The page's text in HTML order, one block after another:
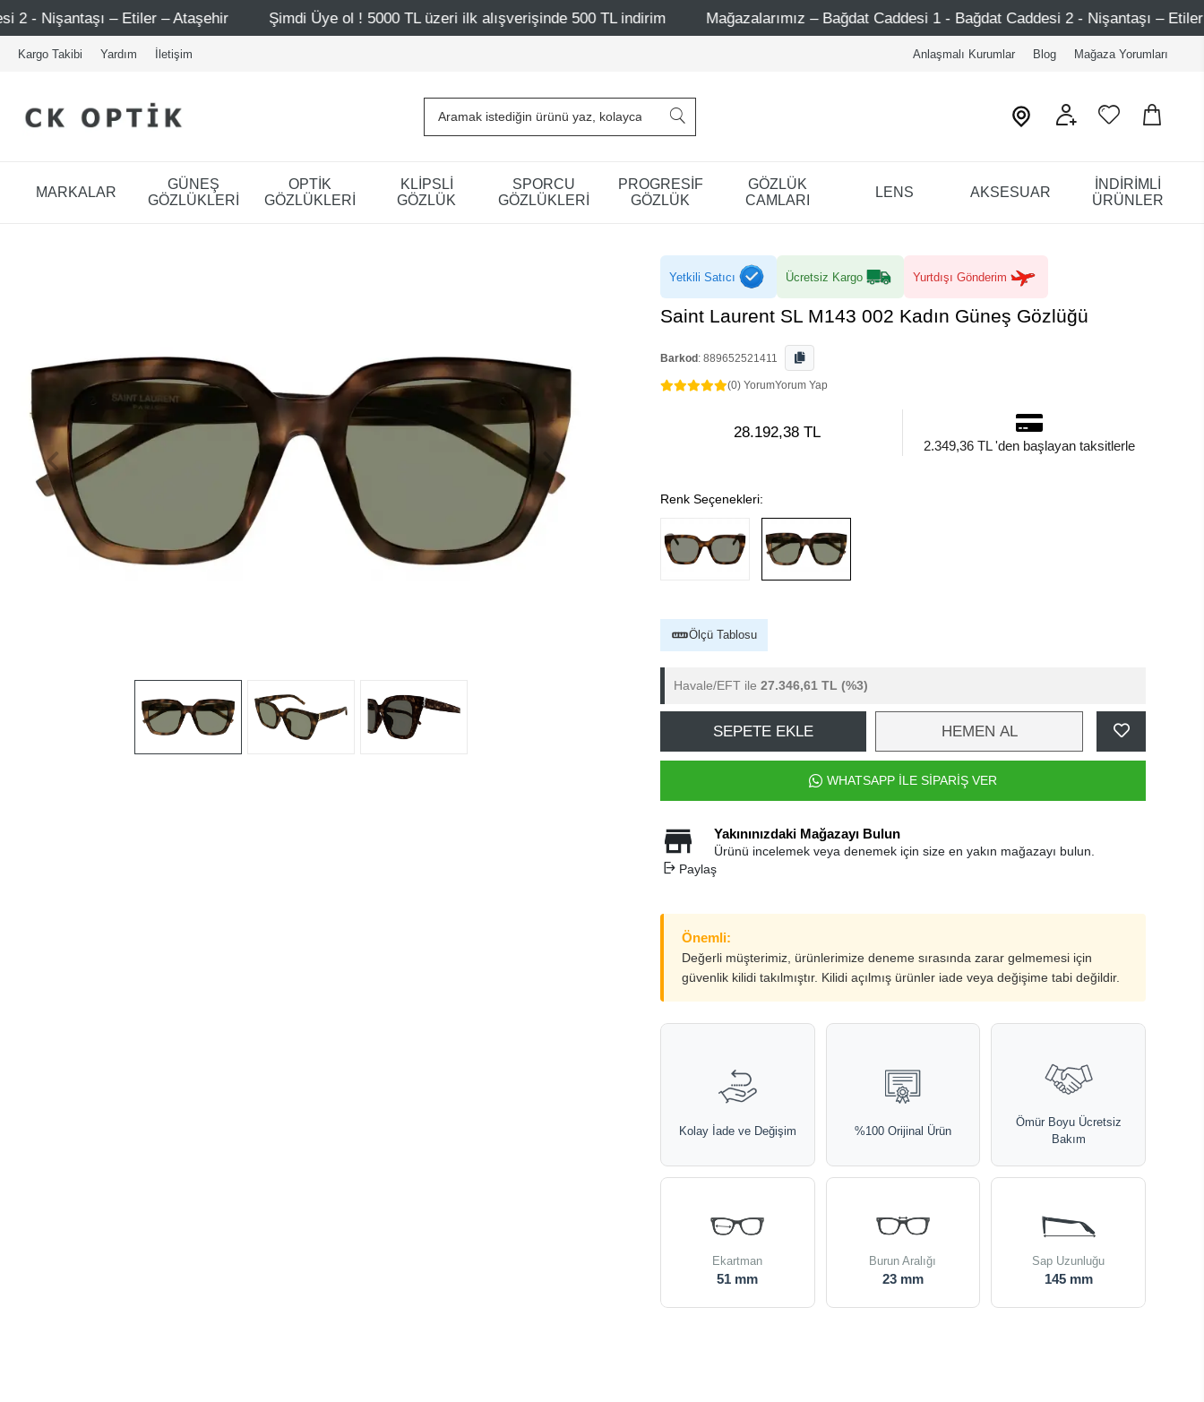
– Ataşehir Şimdi Üye ol ! 5000 TL üzeri ilk alışverişinde 500 TL indirim Mağazalarımız – Bağdat Caddesi 1 - Bağdat Caddesi 2 - Nişantaşı – Etiler – Ataşehir
Kargo Takibi Yardım İletişim Anlaşmalı Kurumlar Blog Mağaza Yorumları
MARKALAR
GÜNEŞ
GÖZLÜKLERİ
OPTİK
GÖZLÜKLERİ
KLİPSLİ
GÖZLÜK
SPORCU
GÖZLÜKLERİ
PROGRESİF
GÖZLÜK
GÖZLÜK
CAMLARI
LENS AKSESUAR
İNDİRİMLİ
ÜRÜNLER
Yetkili Satıcı Ücretsiz Kargo Yurtdışı Gönderim
Saint Laurent SL M143 002 Kadın Güneş Gözlüğü
Barkod : 889652521411
(0) YorumYorum Yap
28.192,38 TL
2.349,36 TL 'den başlayan taksitlerle
Renk Seçenekleri:
Ölçü Tablosu
Havale/EFT ile 27.346,61 TL (%3)
SEPETE EKLE HEMEN AL
WHATSAPP İLE SİPARİŞ VER
Yakınınızdaki Mağazayı Bulun
Ürünü incelemek veya denemek için size en yakın mağazayı bulun.
Paylaş
Önemli:
Değerli müşterimiz, ürünlerimize deneme sırasında zarar gelmemesi için
güvenlik kilidi takılmıştır. Kilidi açılmış ürünler iade veya değişime tabi değildir.
Kolay İade ve Değişim %100 Orijinal Ürün
Ömür Boyu Ücretsiz
Bakım
Ekartman
51 mm
Burun Aralığı
23 mm
Sap Uzunluğu
145 mm